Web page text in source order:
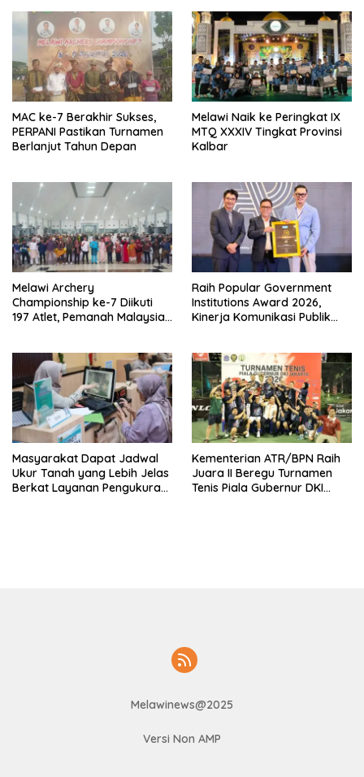
MAC ke-7 Berakhir Sukses,
PERPANI Pastikan Turnamen
Berlanjut Tahun Depan
Melawi Naik ke Peringkat IX
MTQ XXXIV Tingkat Provinsi
Kalbar
Melawi Archery
Championship ke-7 Diikuti
197 Atlet, Pemanah Malaysia
Raih Popular Government
Institutions Award 2026,
Kinerja Komunikasi Publik
Masyarakat Dapat Jadwal
Ukur Tanah yang Lebih Jelas
Berkat Layanan Pengukuran
Kementerian ATR/BPN Raih
Juara II Beregu Turnamen
Tenis Piala Gubernur DKI
Melawinews@2025
Versi Non AMP